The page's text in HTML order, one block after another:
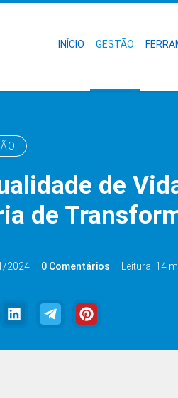
INÍCIO GESTÃO
de
de
2024 0 Comentários Leitura: 14